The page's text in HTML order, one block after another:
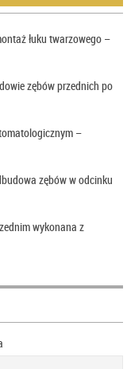
łuku twarzowego –
zębów przednich po
–
zębów w odcinku
wykonana z